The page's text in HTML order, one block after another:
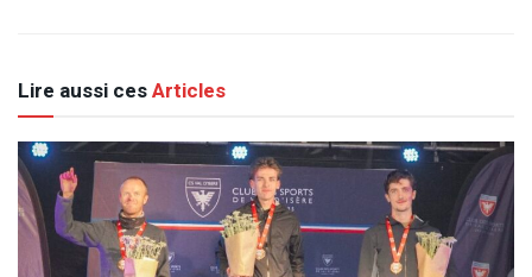
Lire aussi cesArticles